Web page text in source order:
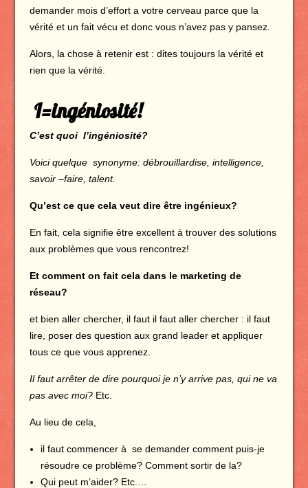
demander mois d’effort a votre cerveau parce que la
vérité et un fait vécu et donc vous n’avez pas y pansez.
Alors, la chose à retenir est : dites toujours la vérité et
rien que la vérité.
I=ingéniosité!
C’est quoi l’ingéniosité?
Voici quelque synonyme: débrouillardise, intelligence,
savoir –faire, talent.
Qu’est ce que cela veut dire être ingénieux?
En fait, cela signifie être excellent à trouver des solutions
aux problèmes que vous rencontrez!
Et comment on fait cela dans le marketing de
réseau?
et bien aller chercher, il faut il faut aller chercher : il faut
lire, poser des question aux grand leader et appliquer
tous ce que vous apprenez.
Il faut arrêter de dire pourquoi je n’y arrive pas, qui ne va
pas avec moi?Etc.
Au lieu de cela,
il faut commencer à se demander comment puis-je
résoudre ce problème? Comment sortir de la?
Qui peut m’aider? Etc.…